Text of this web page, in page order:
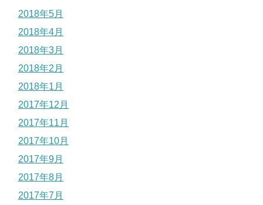
2018年5月
2018年4月
2018年3月
2018年2月
2018年1月
2017年12月
2017年11月
2017年10月
2017年9月
2017年8月
2017年7月